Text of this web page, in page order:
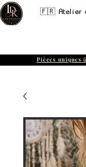
🇫🇷 Atelier
Pièces uniques